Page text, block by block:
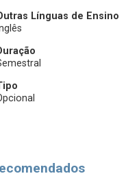
Línguas de Ensino